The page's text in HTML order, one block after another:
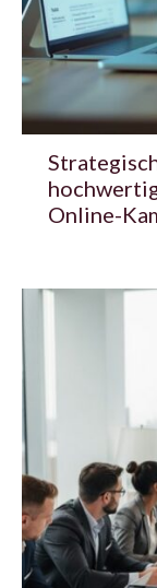
Online-